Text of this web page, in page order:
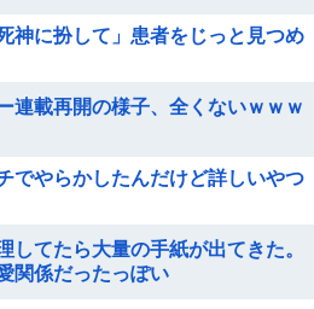
神に扮して」患者をじっと見つめ
連載再開の様子、全くないｗｗｗ
でやらかしたんだけど詳しいやつ
してたら大量の手紙が出てきた。
関係だったっぽい